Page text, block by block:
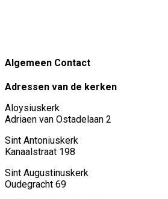
Algemeen Contact
Adressen van de kerken
Aloysiuskerk
Adriaen van Ostadelaan 2
Sint Antoniuskerk
Kanaalstraat 198
Sint Augustinuskerk
Oudegracht 69